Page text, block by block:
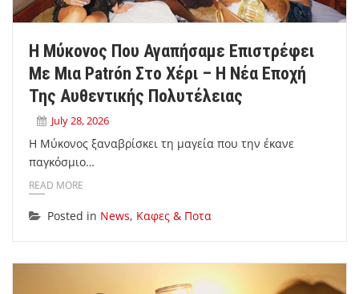
Η Μύκονος Που Αγαπήσαμε Επιστρέφει
Με Μια Patrón Στο Χέρι – Η Νέα Εποχή
Της Αυθεντικής Πολυτέλειας
July 28, 2026
Η Μύκονος ξαναβρίσκει τη μαγεία που την έκανε
παγκόσμιο…
READ MORE
Posted in News, Καφες & Ποτα